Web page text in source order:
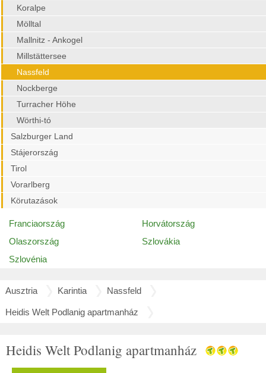
Koralpe
Mölltal
Mallnitz - Ankogel
Millstättersee
Nassfeld
Nockberge
Turracher Höhe
Wörthi-tó
Salzburger Land
Stájerország
Tirol
Vorarlberg
Körutazások
Franciaország
Horvátország
Olaszország
Szlovákia
Szlovénia
Ausztria Karintia Nassfeld
Heidis Welt Podlanig apartmanház
Heidis Welt Podlanig apartmanház